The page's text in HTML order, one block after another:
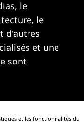
le
le
d'autres
et une
sont
et les fonctionnalités du